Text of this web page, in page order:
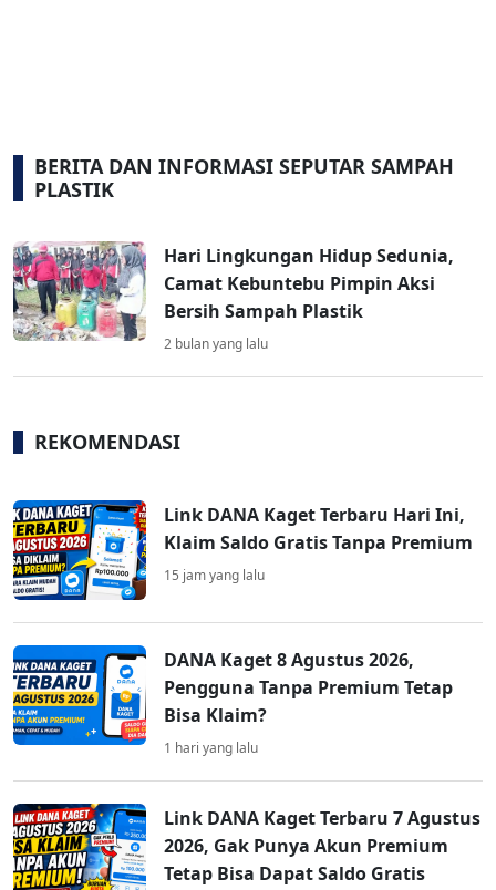
BERITA DAN INFORMASI SEPUTAR SAMPAH
PLASTIK
Hari Lingkungan Hidup Sedunia,
Camat Kebuntebu Pimpin Aksi
Bersih Sampah Plastik
2 bulan yang lalu
REKOMENDASI
Link DANA Kaget Terbaru Hari Ini,
Klaim Saldo Gratis Tanpa Premium
15 jam yang lalu
DANA Kaget 8 Agustus 2026,
Pengguna Tanpa Premium Tetap
Bisa Klaim?
1 hari yang lalu
Link DANA Kaget Terbaru 7 Agustus
2026, Gak Punya Akun Premium
Tetap Bisa Dapat Saldo Gratis